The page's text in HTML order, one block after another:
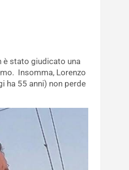
è stato giudicato una
Insomma, Lorenzo
ha 55 anni) non perde